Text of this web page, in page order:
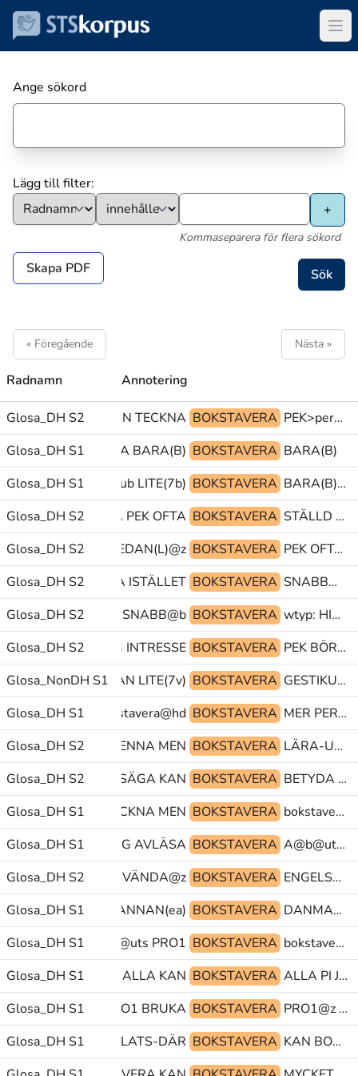
Ange sökord
Lägg till filter:
Kommaseparera för flera sökord
Skapa PDF
« Föregående Nästa »
Radnamn Annotering
Glosa_DH S2
OMRÅDE@kl KAN TECKNA BOKSTAVERA
PEK>person EN KUSIN(L)
Glosa_DH S1BOKSTAVERA BARA(B) BOKSTAVERA BARA(B)
Glosa_DH S1
KUSIN(L) JA@ub LITE(7b) BOKSTAVERA
BARA(B) BOKSTAVERA BARA(B)
Glosa_DH S2
BOKSTAVERA PEK OFTA BOKSTAVERA
STÄLLD TECKNA ISTÄLLET
Glosa_DH S2TITTA-PÅ SEDAN(L)@z BOKSTAVERA
PEK OFTA BOKSTAVERA
Glosa_DH S2
STÄLLD TECKNA ISTÄLLET BOKSTAVERA
SNABB@b BOKSTAVERA wtyp:
Glosa_DH S2
BOKSTAVERA SNABB@b BOKSTAVERA
wtyp: HINNA PEK
Glosa_DH S2KNAGGLIG INTRESSE BOKSTAVERA
PEK BÖRJA TÄNKA
Glosa_NonDH S1
GLOSA:(?)@ka KAN LITE(7v) BOKSTAVERA
GESTIKULERA LITE(7v) ÄLDRE
Glosa_DH S1
BOKSTAVERA bokstavera@hd BOKSTAVERA
MER PERSON(J)1^TECKEN(J) VETA-PERF
Glosa_DH S2PAPPER-PENNA MEN BOKSTAVERA
LÄRA-UT INTE UTAN(ml)
Glosa_DH S2
EN-TILL SÅ-ATT-SÄGA KAN BOKSTAVERA
BETYDA BRUKA FÖRFLYTTA(Vb)
Glosa_DH S1EGEN TECKNA MEN BOKSTAVERA
bokstavera@hd BOKSTAVERA MER
Glosa_DH S1SJÄLV DÅLIG AVLÄSA BOKSTAVERA
A@b@uts B@b@uts C@b@uts
Glosa_DH S2
MÅSTE@z ANVÄNDA@z BOKSTAVERA
ENGELSK GLOSA:(?) JASÅ
Glosa_DH S1
SVERIGE@en ANNAN(ea) BOKSTAVERA
DANMARK@en KANSKE LÄTT
Glosa_DH S1
B@b@uts C@b@uts PRO1 BOKSTAVERA
bokstavera@hd MEN AVLÄSA
Glosa_DH S1PRO1@z ALLA KAN BOKSTAVERA
ALLA PI JA@ub
Glosa_DH S1BARA(B) PRO1 BRUKA BOKSTAVERA
PRO1@z ALLA KAN
Glosa_DH S1
PI ORSAK PEK-PLATS-DÄR BOKSTAVERA
KAN BOKSTAVERA MYCKET